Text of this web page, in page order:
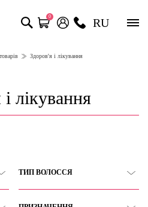
0 RU
Здоров'я і лікування
лікування
ТИП ВОЛОССЯ